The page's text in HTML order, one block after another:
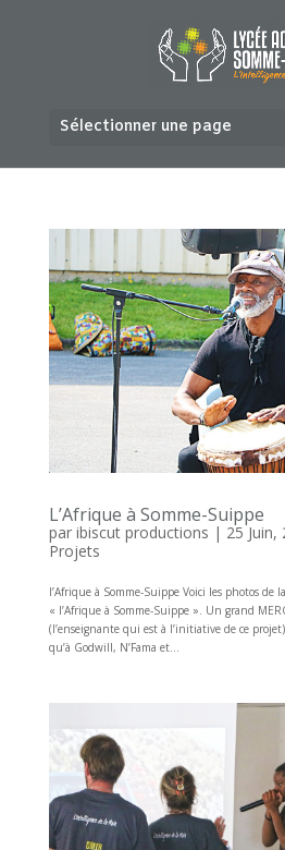
Sélectionner une page
L’Afrique à Somme-Suippe
par ibiscut productions | 25 Juin,
Projets
l’Afrique à Somme-Suippe Voici les photos de
« l’Afrique à Somme-Suippe ». Un grand
(l’enseignante qui est à l’initiative de ce
qu’à Godwill, N’Fama et...